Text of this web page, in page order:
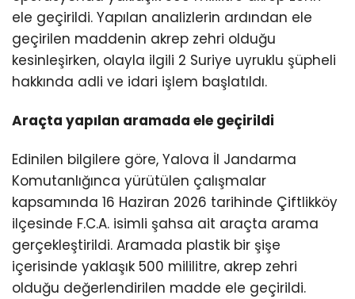
ele geçirildi. Yapılan analizlerin ardından ele
geçirilen maddenin akrep zehri olduğu
kesinleşirken, olayla ilgili 2 Suriye uyruklu şüpheli
hakkında adli ve idari işlem başlatıldı.
Araçta yapılan aramada ele geçirildi
Edinilen bilgilere göre, Yalova İl Jandarma
Komutanlığınca yürütülen çalışmalar
kapsamında 16 Haziran 2026 tarihinde Çiftlikköy
ilçesinde F.C.A. isimli şahsa ait araçta arama
gerçekleştirildi. Aramada plastik bir şişe
içerisinde yaklaşık 500 mililitre, akrep zehri
olduğu değerlendirilen madde ele geçirildi.